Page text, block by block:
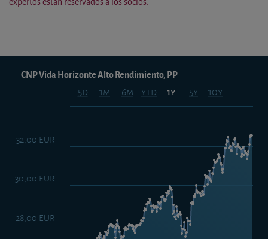
5d 1m 6m ytd 1y 5y 10y
CNP Vida Horizonte Alto Rendimiento, PP
28,00 EUR
30,00 EUR
32,00 EUR